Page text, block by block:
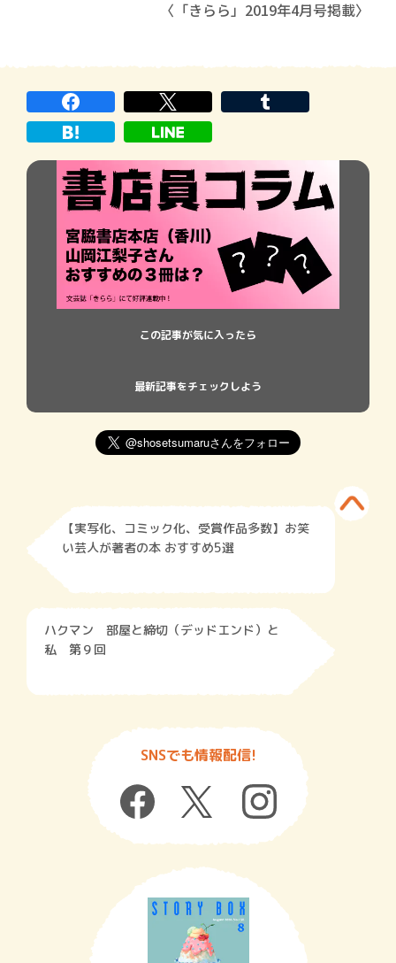
〈「きらら」2019年4月号掲載〉
この記事が気に入ったら
最新記事をチェックしよう
【実写化、コミック化、受賞作品多数】お笑
い芸人が著者の本 おすすめ5選
ハクマン 部屋と締切（デッドエンド）と
私 第９回
SNSでも情報配信!